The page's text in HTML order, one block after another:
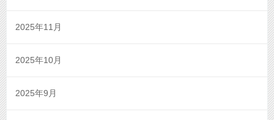
2025年11月
2025年10月
2025年9月